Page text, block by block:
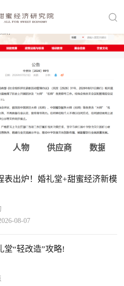

“大师”“名师”等称
人物 供应商 数据
表出炉！婚礼堂+甜蜜经济新模
08-07
堂“轻改造”攻略!